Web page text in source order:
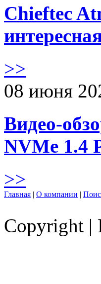
Chieftec
>>
08 июня
Видео-
NVMe 1.4
>>
Главная | О компании |
Copyright |